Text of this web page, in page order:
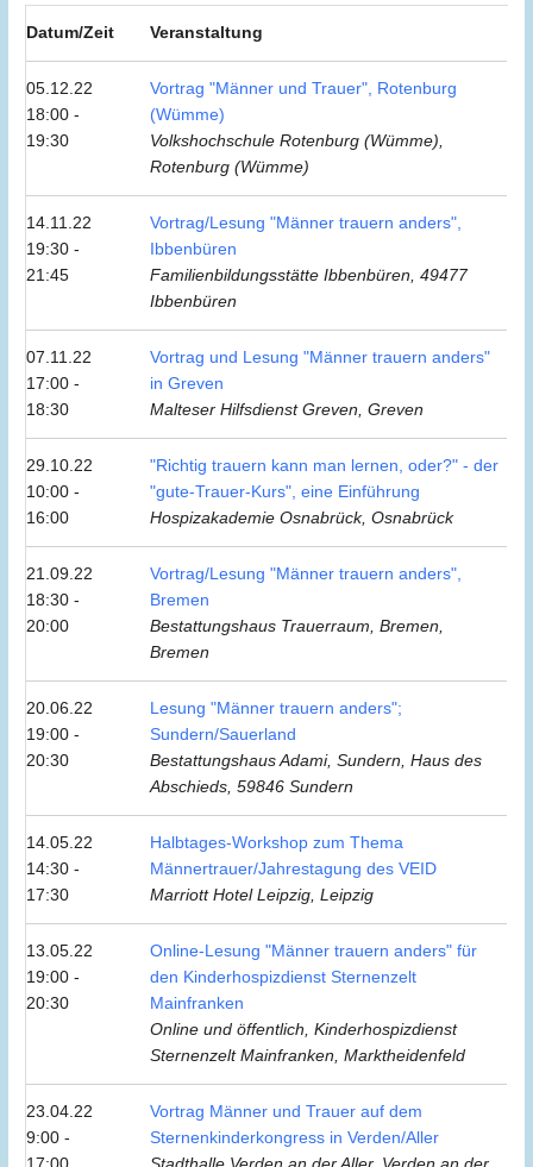
Datum/Zeit Veranstaltung
05.12.22
18:00 -
19:30
Vortrag "Männer und Trauer", Rotenburg
(Wümme)
Volkshochschule Rotenburg (Wümme),
Rotenburg (Wümme)
14.11.22
19:30 -
21:45
Vortrag/Lesung "Männer trauern anders",
Ibbenbüren
Familienbildungsstätte Ibbenbüren, 49477
Ibbenbüren
07.11.22
17:00 -
18:30
Vortrag und Lesung "Männer trauern anders"
in Greven
Malteser Hilfsdienst Greven, Greven
29.10.22
10:00 -
16:00
"Richtig trauern kann man lernen, oder?" - der
"gute-Trauer-Kurs", eine Einführung
Hospizakademie Osnabrück, Osnabrück
21.09.22
18:30 -
20:00
Vortrag/Lesung "Männer trauern anders",
Bremen
Bestattungshaus Trauerraum, Bremen,
Bremen
20.06.22
19:00 -
20:30
Lesung "Männer trauern anders";
Sundern/Sauerland
Bestattungshaus Adami, Sundern, Haus des
Abschieds, 59846 Sundern
14.05.22
14:30 -
17:30
Halbtages-Workshop zum Thema
Männertrauer/Jahrestagung des VEID
Marriott Hotel Leipzig, Leipzig
13.05.22
19:00 -
20:30
Online-Lesung "Männer trauern anders" für
den Kinderhospizdienst Sternenzelt
Mainfranken
Online und öffentlich, Kinderhospizdienst
Sternenzelt Mainfranken, Marktheidenfeld
23.04.22
9:00 -
Vortrag Männer und Trauer auf dem
Sternenkinderkongress in Verden/Aller